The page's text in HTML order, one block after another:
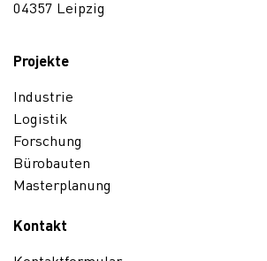
04357 Leipzig
Projekte
Industrie
Logistik
Forschung
Bürobauten
Masterplanung
Kontakt